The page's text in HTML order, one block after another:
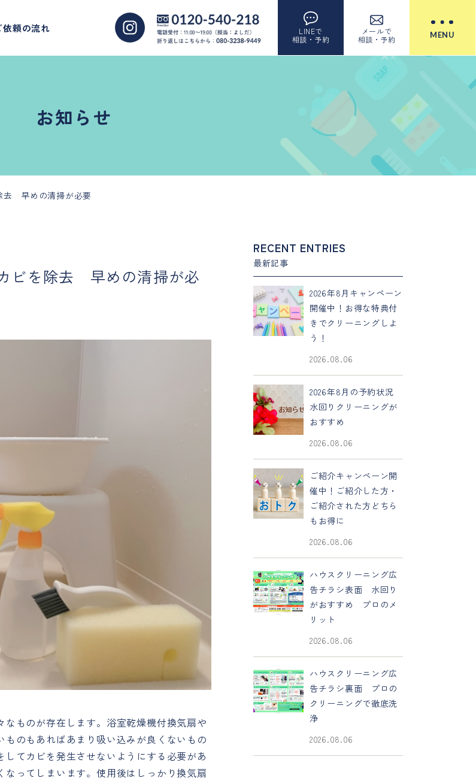
依頼の流れ
LINEで
相談・予約
メールで
相談・予約
MENU
お知らせ
去 早めの清掃が必要
ビを除去 早めの清掃が必
ものが存在します。浴室乾燥機付換気扇や
のもあればあまり吸い込みが良くないもの
てカビを発生させないようにする必要があ
ってしまいます。使用後はしっかり換気扇
RECENT ENTRIES
最新記事
2026年8月キャンペーン
開催中！お得な特典付
きでクリーニングしよ
う！
2026.08.06
2026年8月の予約状況
水回りクリーニングが
おすすめ
2026.08.06
ご紹介キャンペーン開
催中！ご紹介した方・
ご紹介された方どちら
もお得に
2026.08.06
ハウスクリーニング広
告チラシ表面 水回り
がおすすめ プロのメ
リット
2026.08.06
ハウスクリーニング広
告チラシ裏面 プロの
クリーニングで徹底洗
浄
2026.08.06